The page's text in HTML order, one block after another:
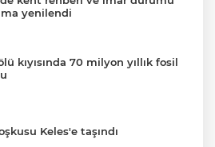
yenilendi
kıyısında 70 milyon yıllık fosil
Keles'e taşındı